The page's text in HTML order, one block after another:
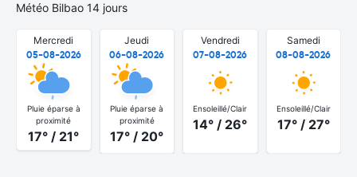
Météo Bilbao 14 jours
Mercredi
05-08-2026
Pluie éparse à
proximité
17° / 21°
Jeudi
06-08-2026
Pluie éparse à
proximité
17° / 20°
Vendredi
07-08-2026
Ensoleillé/Clair
14° / 26°
Samedi
08-08-2026
Ensoleillé/Clair
17° / 27°